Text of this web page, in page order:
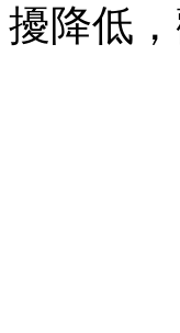
擾降低